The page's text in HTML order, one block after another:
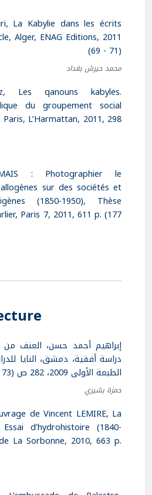
La Kabylie dans les écrits
Alger, ENAG Editions, 2011
(69 - 71)
محمد حيرش بغداد
Les qanouns kabyles.
du groupement social
L’Harmattan, 2011, 298
: Photographier le
sur des sociétés et
(1850-1950), Thèse
Paris 7, 2011, 611 p. (177
إبراهيم أحمد حسن، العنف من
دراسة أفقية، دمشق، النايا
الطبعة الأولى 2009، 282 ص (73 - 75)
حمزة بشيري
de Vincent LEMIRE, La
d’hydrohistoire (1840-
La Sorbonne, 2010, 663 p.